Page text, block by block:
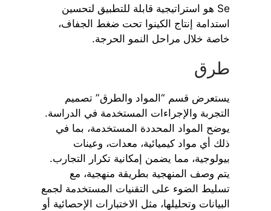
Se هو استراتيجية قابلة للتطبيق لتحسين
استدامة إنتاج الكينوا تحت ضغط الجفاف،
خاصة خلال مراحل النمو الحرجة.
طرق
يستعرض قسم “المواد والطرق” تصميم
التجربة والإجراءات المستخدمة في الدراسة.
يوضح المواد المحددة المستخدمة، بما في
ذلك أي مواد كيميائية، معدات، وعينات
بيولوجية، مما يضمن إمكانية تكرار التجارب.
يتم وصف المنهجية بطريقة منهجية، مع
تسليط الضوء على التقنيات المستخدمة لجمع
البيانات وتحليلها، مثل الاختبارات الإحصائية أو